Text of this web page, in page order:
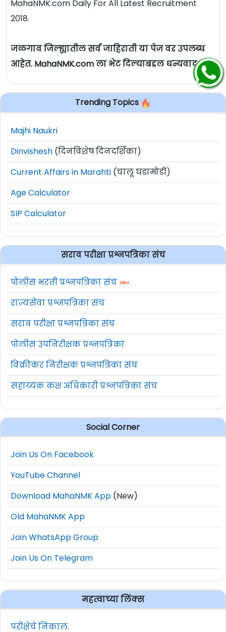
MahaNMK.com Daily For All Latest Recruitment
2018.
जळगाव जिल्ह्यातील सर्व जाहिराती या पेज वर उपलब्ध
आहेत. MahaNMK.com ला भेट दिल्याबद्दल धन्यवाद.
Trending Topics
Majhi Naukri
Dinvishesh (दिनविशेष दिनदर्शिका)
Current Affairs in Marahti (चालू घडामोडी)
Age Calculator
SIP Calculator
सराव परीक्षा प्रश्नपत्रिका संच
पोलीस भरती प्रश्नपत्रिका संच
राज्यसेवा प्रश्नपत्रिका संच
सराव परीक्षा प्रश्नपत्रिका संच
पोलीस उपनिरीक्षक प्रश्नपत्रिका
विक्रीकर निरीक्षक प्रश्नपत्रिका संच
सहाय्यक कक्ष अधिकारी प्रश्नपत्रिका संच
Social Corner
Join Us On Facebook
YouTube Channel
Download MahaNMK App (New)
Old MahaNMK App
Join WhatsApp Group
Join Us On Telegram
महत्वाच्या लिंक्स
परीक्षेचे निकाल.